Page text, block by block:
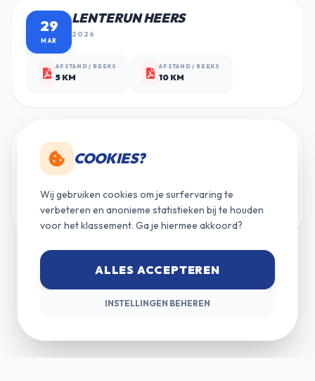
29
MAR
LENTERUN HEERS
2026
AFSTAND / REEKS
5 KM
AFSTAND / REEKS
10 KM
01
FEB
MIDWINTERJOGGING KIEWIT
2026
AFSTAND / REEKS
5 KM
AFSTAND / REEKS
10 KM
COOKIES?
Wij gebruiken cookies om je surfervaring te
verbeteren en anonieme statistieken bij te houden
voor het klassement. Ga je hiermee akkoord?
ALLES ACCEPTEREN
INSTELLINGEN BEHEREN